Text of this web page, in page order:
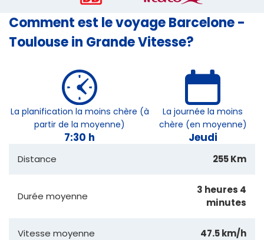
Comment est le voyage Barcelone -
Toulouse in Grande Vitesse?
La planification la moins chère (à
partir de la moyenne)
7:30 h
La journée la moins
chère (en moyenne)
Jeudi
Distance 255 Km
Durée moyenne
3 heures 4
minutes
Vitesse moyenne 47.5 km/h